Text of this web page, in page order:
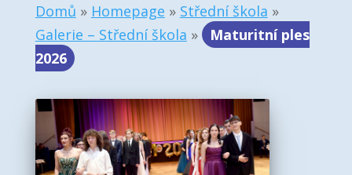
Domů » Homepage » Střední škola »
Galerie – Střední škola »
Maturitní ples
2026